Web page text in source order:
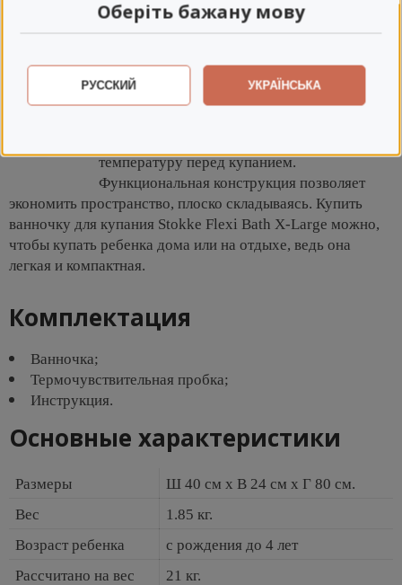
купание. Компактная ванная удобна в
то что нужно для игры с малышом в воде.
Термочувствительная пробка меняет цвет,
температуру перед купанием.
Функциональная конструкция позволяет
экономить пространство, плоско складываясь. Купить
ванночку для купания Stokke Flexi Bath X-Large можно,
чтобы купать ребенка дома или на отдыхе, ведь она
легкая и компактная.
Комплектация
Ванночка;
Термочувствительная пробка;
Инструкция.
Основные характеристики
Размеры
Ш 40 см x В 24 см x Г 80 см.
Вес
1.85 кг.
Возраст ребенка
с рождения до 4 лет
Рассчитано на вес
21 кг.
Оберіть бажану мову
РУССКИЙ УКРАЇНСЬКА